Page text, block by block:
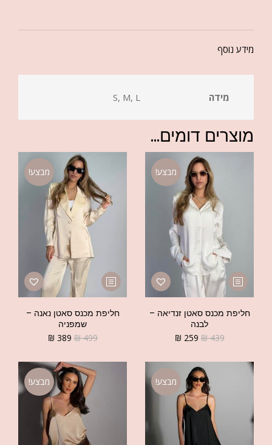
מידע נוסף
מידה S, M, L
מוצרים דומים...
מבצע!
חליפת מכנס סאטן זנדיאה –
לבנה
₪439
₪ 259
מבצע!
חליפת מכנס סאטן נאנה –
שמפניה
₪499
₪ 389
מבצע! מבצע!